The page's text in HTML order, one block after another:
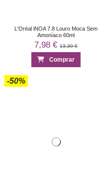
L'Oréal iNOA 7.8 Louro Moca Sem
Amoníaco 60ml
7,98 € 13,30 €
Comprar
-50%